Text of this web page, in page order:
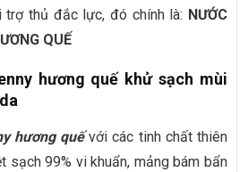
trợ thủ đắc lực, đó chính là: NƯỚC
QUẾ
hương quế khử sạch mùi
hương quếvới các tinh chất thiên
sạch 99% vi khuẩn, mảng bám bẩn